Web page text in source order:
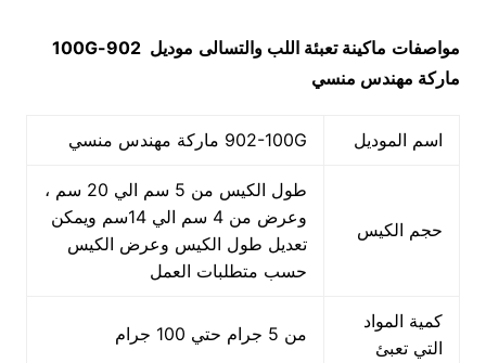
مواصفات ماكينةتعبئة اللب والتسالى موديل 902-100G
ماركة مهندس منسي
اسم الموديل 902-100G ماركة مهندس منسي
حجم الكيس
طول الكيس من 5 سم الي 20 سم ،
وعرض من 4 سم الي 14سم ويمكن
تعديل طول الكيس وعرض الكيس
حسب متطلبات العمل
كمية المواد
التي تعبئ
من 5 جرام حتي 100 جرام